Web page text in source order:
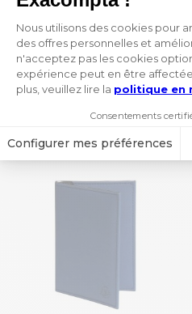
Vous
produits de